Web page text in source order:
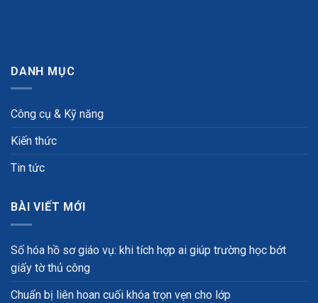
DANH MỤC
Công cụ & Kỹ năng
Kiến thức
Tin tức
BÀI VIẾT MỚI
Số hóa hồ sơ giáo vụ: khi tích hợp ai giúp trường học bớt
giấy tờ thủ công
Chuẩn bị liên hoan cuối khóa trọn vẹn cho lớp